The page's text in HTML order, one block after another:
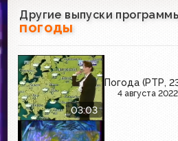
Другие выпуски
погоды
03:03
Погода (РТР,
4 августа